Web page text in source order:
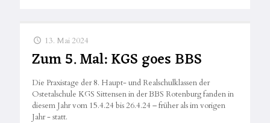
13. Mai 2024
Zum 5. Mal: KGS goes BBS
Die Praxistage der 8. Haupt- und Realschulklassen der
Ostetalschule KGS Sittensen in der BBS Rotenburg fanden in
diesem Jahr vom 15.4.24 bis 26.4.24 – früher als im vorigen
Jahr - statt.